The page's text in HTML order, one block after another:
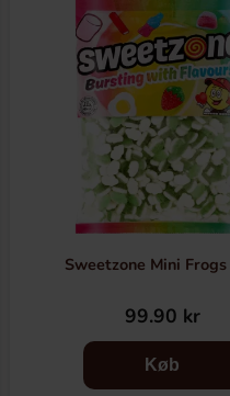
Sweetzone Mini
99.90 kr
Køb